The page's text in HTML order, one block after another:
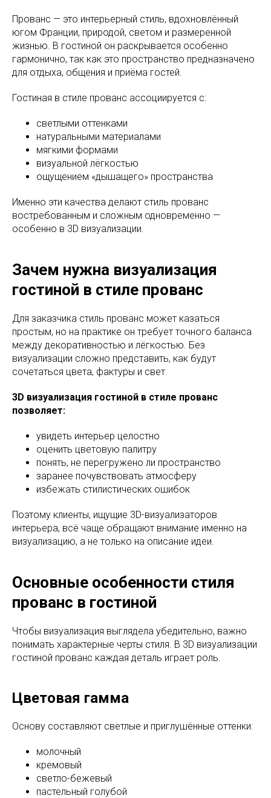
Прованс — это интерьерный стиль, вдохновлённый
югом Франции, природой, светом и размеренной
жизнью. В гостиной он раскрывается особенно
гармонично, так как это пространство предназначено
для отдыха, общения и приёма гостей.
Гостиная в стиле прованс ассоциируется с:
светлыми оттенками
натуральными материалами
мягкими формами
визуальной лёгкостью
ощущением «дышащего» пространства
Именно эти качества делают стиль прованс
востребованным и сложным одновременно —
особенно в 3D визуализации.
Зачем нужна визуализация
гостиной в стиле прованс
Для заказчика стиль прованс может казаться
простым, но на практике он требует точного баланса
между декоративностью и лёгкостью. Без
визуализации сложно представить, как будут
сочетаться цвета, фактуры и свет.
3D визуализация гостиной в стиле прованс
позволяет:
увидеть интерьер целостно
оценить цветовую палитру
понять, не перегружено ли пространство
заранее почувствовать атмосферу
избежать стилистических ошибок
Поэтому клиенты, ищущие 3D-визуализаторов
интерьера, всё чаще обращают внимание именно на
визуализацию, а не только на описание идеи.
Основные особенности стиля
прованс в гостиной
Чтобы визуализация выглядела убедительно, важно
понимать характерные черты стиля. В 3D визуализации
гостиной прованс каждая деталь играет роль.
Цветовая гамма
Основу составляют светлые и приглушённые оттенки:
молочный
кремовый
светло-бежевый
пастельный голубой